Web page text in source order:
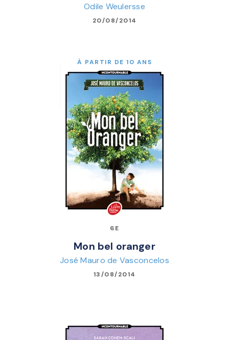
Odile Weulersse
20/08/2014
À PARTIR DE 10 ANS
6E
Mon bel oranger
José Mauro de Vasconcelos
13/08/2014